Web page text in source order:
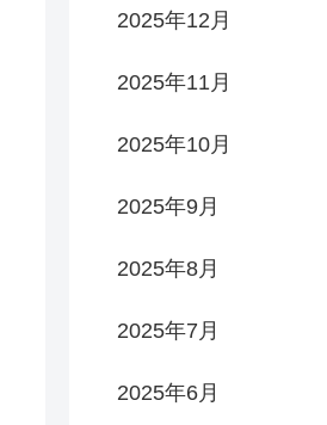
2025年12月
2025年11月
2025年10月
2025年9月
2025年8月
2025年7月
2025年6月